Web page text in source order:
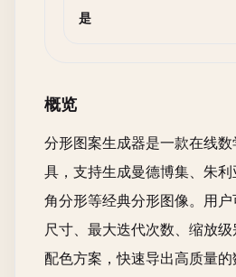
是
概览
分形图案生成器是一款在线
具，支持生成曼德博集、朱
角分形等经典分形图像。用
尺寸、最大迭代次数、缩放
配色方案，快速导出高质量